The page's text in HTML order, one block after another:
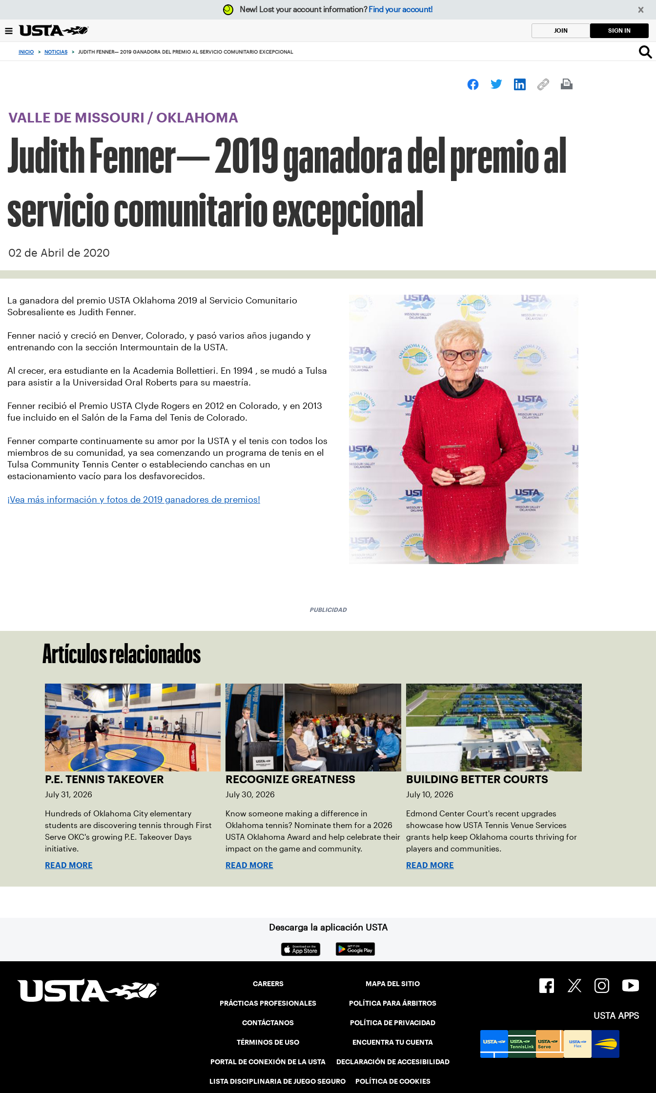
el
botón
New! Lost your account information? Find your account!
JOIN SIGN IN
INICIO > NOTICIAS > JUDITH FENNER— 2019 GANADORA DEL PREMIO AL SERVICIO COMUNITARIO EXCEPCIONAL
VALLE DE MISSOURI / OKLAHOMA
Judith Fenner— 2019 ganadora del premio al
servicio comunitario excepcional
02 de Abril de 2020
La ganadora del premio USTA Oklahoma 2019 al Servicio Comunitario
Sobresaliente es Judith Fenner.
Fenner nació y creció en Denver, Colorado, y pasó varios años jugando y
entrenando con la sección Intermountain de la USTA.
Al crecer, era estudiante en la Academia Bollettieri. En 1994 , se mudó a Tulsa
para asistir a la Universidad Oral Roberts para su maestría.
Fenner recibió el Premio USTA Clyde Rogers en 2012 en Colorado, y en 2013
fue incluido en el Salón de la Fama del Tenis de Colorado.
Fenner comparte continuamente su amor por la USTA y el tenis con todos los
miembros de su comunidad, ya sea comenzando un programa de tenis en el
Tulsa Community Tennis Center o estableciendo canchas en un
estacionamiento vacío para los desfavorecidos.
¡Vea más información y fotos de 2019 ganadores de premios!
PUBLICIDAD
Artículos relacionados
P.E. TENNIS TAKEOVER
July 31, 2026
Hundreds of Oklahoma City elementary
students are discovering tennis through First
Serve OKC's growing P.E. Takeover Days
initiative.
READ MORE
RECOGNIZE GREATNESS
July 30, 2026
Know someone making a difference in
Oklahoma tennis? Nominate them for a 2026
USTA Oklahoma Award and help celebrate their
impact on the game and community.
READ MORE
BUILDING BETTER COURTS
July 10, 2026
Edmond Center Court's recent upgrades
showcase how USTA Tennis Venue Services
grants help keep Oklahoma courts thriving for
players and communities.
READ MORE
Descarga la aplicación USTA
CAREERS
PRÁCTICAS PROFESIONALES
CONTÁCTANOS
TÉRMINOS DE USO
PORTAL DE CONEXIÓN DE LA USTA
LISTA DISCIPLINARIA DE JUEGO SEGURO
MAPA DEL SITIO
POLÍTICA PARA ÁRBITROS
POLÍTICA DE PRIVACIDAD
ENCUENTRA TU CUENTA
DECLARACIÓN DE ACCESIBILIDAD
POLÍTICA DE COOKIES
USTA APPS